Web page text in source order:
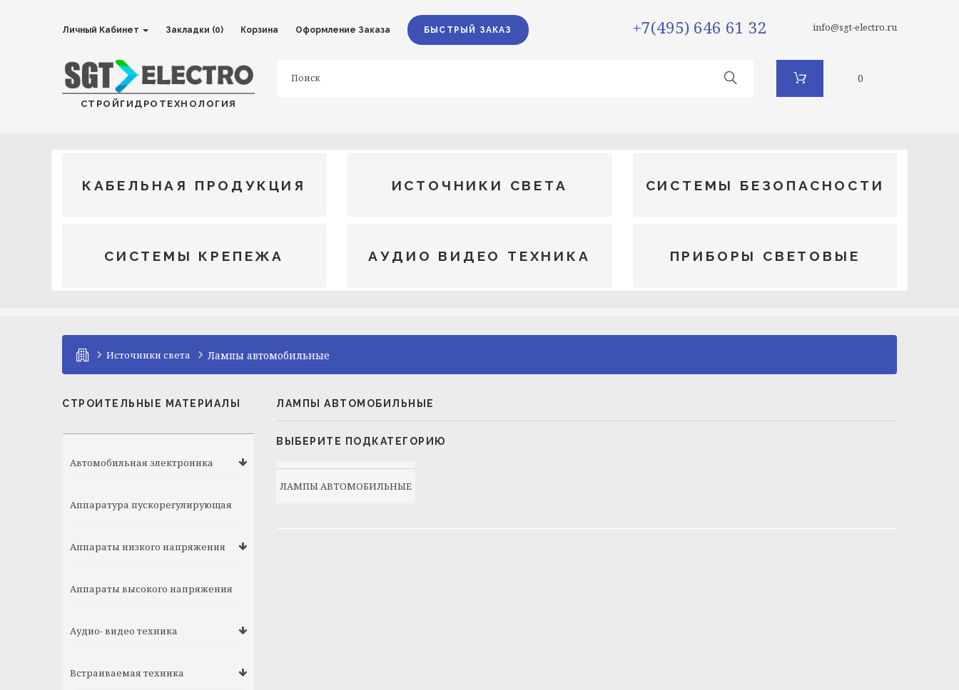
Личный Кабинет Закладки (0) Корзина Оформление Заказа +7(495) 646 61 32 info@sgt-electro.ru
СТРОЙГИДРОТЕХНОЛОГИЯ
0
Источники света Лампы автомобильные
СТРОИТЕЛЬНЫЕ МАТЕРИАЛЫ
Автомобильная электроника
Аппаратура пускорегулирующая
Аппараты низкого напряжения
Аппараты высокого напряжения
Аудио- видео техника
Встраиваемая техника
ЛАМПЫ АВТОМОБИЛЬНЫЕ
ВЫБЕРИТЕ ПОДКАТЕГОРИЮ
ЛАМПЫ АВТОМОБИЛЬНЫЕ